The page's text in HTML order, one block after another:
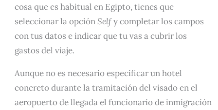
cosa que es habitual en Egipto, tienes que
seleccionar la opciónSelfy completar los campos
con tus datos e indicar que tu vas a cubrir los
gastos del viaje.
Aunque no es necesario especificar un hotel
concreto durante la tramitación del visado en el
aeropuerto de llegada el funcionario de inmigración